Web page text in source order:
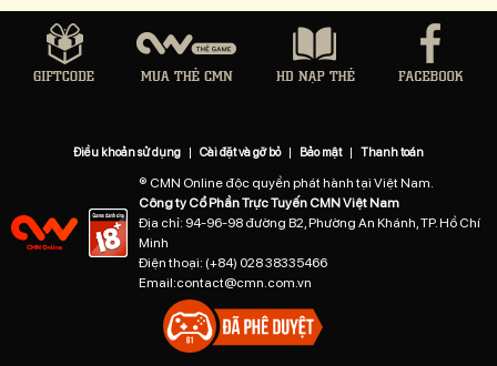
Điều khoản sử dụng | Cài đặt và gỡ bỏ | Bảo mật | Thanh toán
® CMN Online độc quyền phát hành tại Việt Nam.
Công ty Cổ Phần Trực Tuyến CMN Việt Nam
Địa chỉ: 94-96-98 đường B2, Phường An Khánh, TP. Hồ Chí
Minh
Điện thoại: (+84) 028 38335466
Email:contact@cmn.com.vn